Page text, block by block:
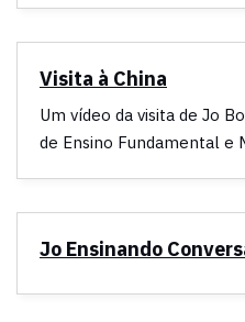
Visita à China
Um vídeo da visita de Jo
de Ensino Fundamental e
Jo Ensinando